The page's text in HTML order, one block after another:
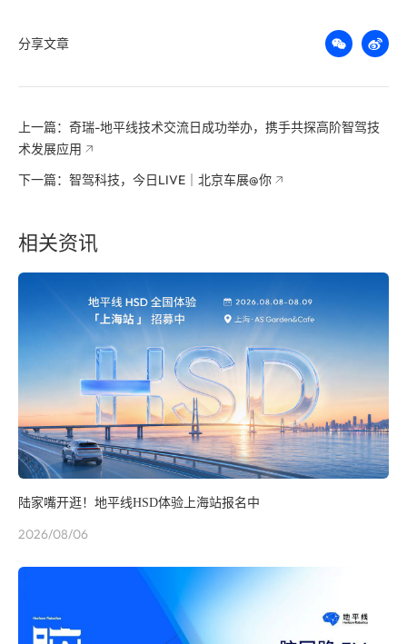
分享文章
上一篇：奇瑞-地平线技术交流日成功举办，携手共探高阶智驾技
术发展应用
下一篇：智驾科技，今日LIVE｜北京车展@你
相关资讯
陆家嘴开逛！地平线HSD体验上海站报名中
2026/08/06